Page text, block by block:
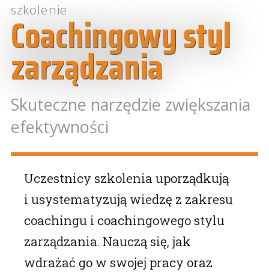
szkolenie
Coachingowy styl
zarządzania
Skuteczne narzędzie zwiększania
efektywności
Uczestnicy szkolenia uporządkują
i usystematyzują wiedzę z zakresu
coachingu i coachingowego stylu
zarządzania. Nauczą się, jak
wdrażać go w swojej pracy oraz